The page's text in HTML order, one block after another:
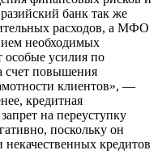
банк так же
расходов, а МФО
необходимых
особые усилия по
счет повышения
клиентов», —
кредитная
на переуступку
поскольку он
кредитов